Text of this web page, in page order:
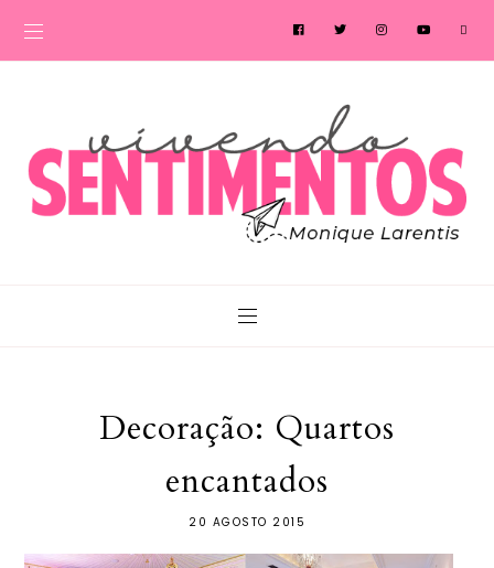
Decoração: Quartos
encantados
20 AGOSTO 2015